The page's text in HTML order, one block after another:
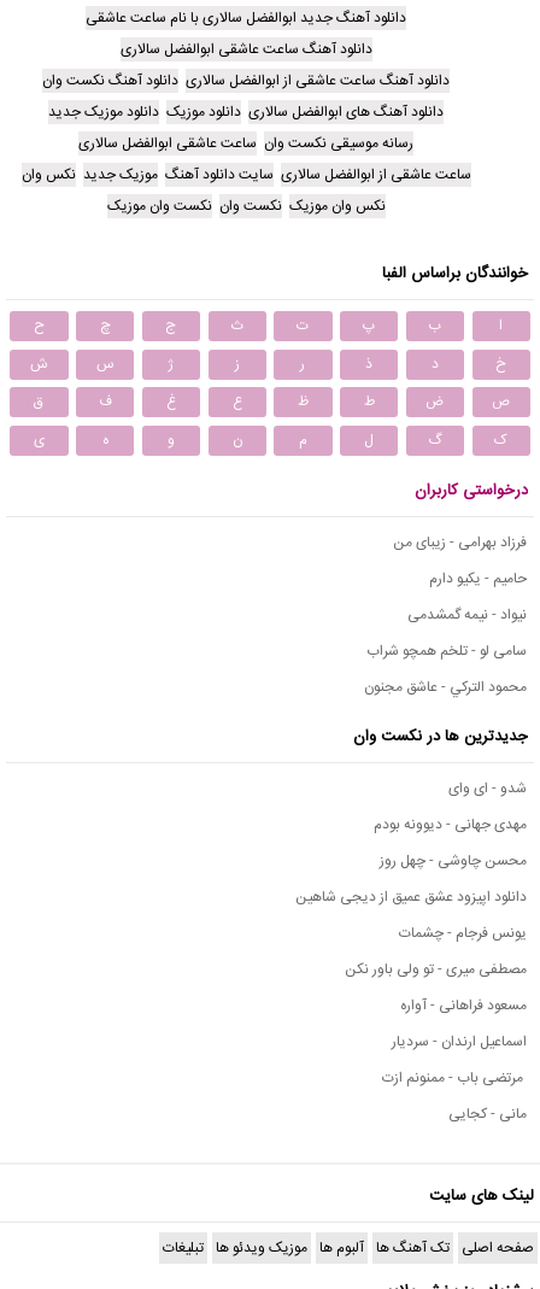
دانلود آهنگ جدید ابوالفضل سالاری با نام ساعت عاشقی
دانلود آهنگ ساعت عاشقی ابوالفضل سالاری
دانلود آهنگ ساعت عاشقی از ابوالفضل سالاری دانلود آهنگ نکست وان
دانلود آهنگ های ابوالفضل سالاری دانلود موزیک دانلود موزیک جدید
رسانه موسیقی نکست وان ساعت عاشقی ابوالفضل سالاری
ساعت عاشقی از ابوالفضل سالاری سایت دانلود آهنگ موزیک جدید نکس وان
نکس وان موزیک نکست وان نکست وان موزیک
خوانندگان براساس الفبا
ا ب پ ت ث ج چ
ح
خ
د ذ ر ز ژ س
ش
ص
ض ط ظ ع غ ف
ق
ک
گ ل م ن و ه ی
درخواستی کاربران
فرزاد بهرامی - زیبای من
حامیم - یکیو دارم
نیواد - نیمه گمشدمی
سامی لو - تلخم همچو شراب
محمود التركي - عاشق مجنون
جدیدترین ها در نکست وان
شدو - ای وای
مهدی جهانی - دیوونه بودم
محسن چاوشی - چهل روز
دانلود اپیزود عشق عمیق از دیجی شاهین
یونس فرجام - چشمات
مصطفی میری - تو ولی باور نکن
مسعود فراهانی - آواره
اسماعیل ارندان - سردیار
مرتضی باب - ممنونم ازت
مانی - کجایی
لینک های سایت
صفحه اصلی تک آهنگ ها آلبوم ها موزیک ویدئو ها تبلیغات